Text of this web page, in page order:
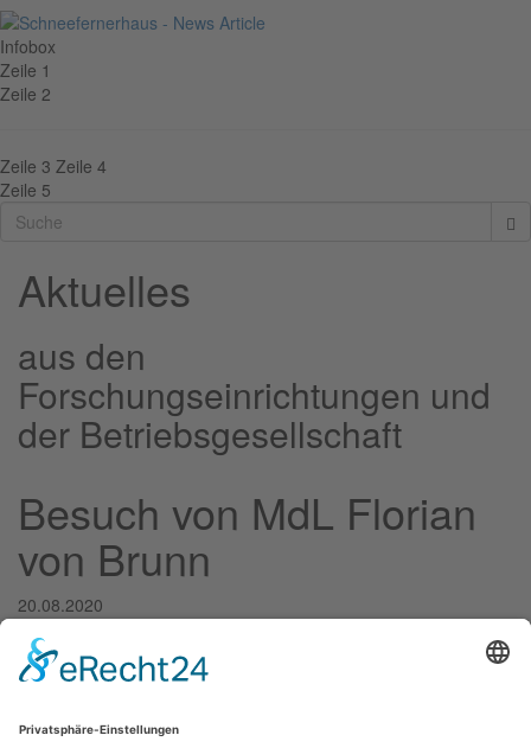
Infobox
Zeile 1
Zeile 2
Zeile 3 Zeile 4
Zeile 5
Aktuelles
aus den
Forschungseinrichtungen und
der Betriebsgesellschaft
Besuch von MdL Florian
von Brunn
20.08.2020
SPD-Landtagsfraktion Florian von Brunn, Doris Rauscher, Markus
Rinderspacher und Ruth Müller die Zugspitze. Bei uns im
Klimawandel gemacht und mit dem Geschäftsführer der UFS